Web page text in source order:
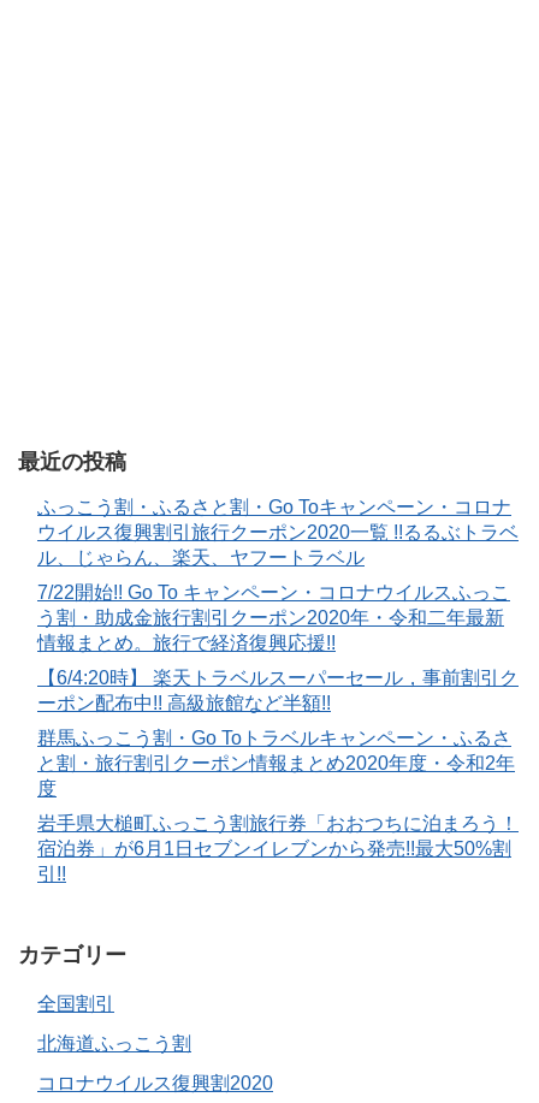
最近の投稿
ふっこう割・ふるさと割・Go Toキャンペーン・コロナ
ウイルス復興割引旅行クーポン2020一覧 !!るるぶトラベ
ル、じゃらん、楽天、ヤフートラベル
7/22開始!! Go To キャンペーン・コロナウイルスふっこ
う割・助成金旅行割引クーポン2020年・令和二年最新
情報まとめ。旅行で経済復興応援!!
【6/4:20時】 楽天トラベルスーパーセール，事前割引ク
ーポン配布中!! 高級旅館など半額!!
群馬ふっこう割・Go Toトラベルキャンペーン・ふるさ
と割・旅行割引クーポン情報まとめ2020年度・令和2年
度
岩手県大槌町ふっこう割旅行券「おおつちに泊まろう！
宿泊券」が6月1日セブンイレブンから発売!!最大50%割
引!!
カテゴリー
全国割引
北海道ふっこう割
コロナウイルス復興割2020